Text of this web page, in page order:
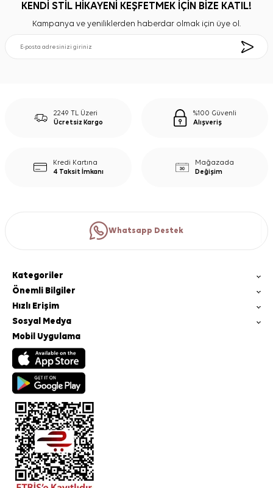
KENDİ STİL HİKAYENİ KEŞFETMEK İÇİN BİZE KATIL!
Kampanya ve yeniliklerden haberdar olmak için üye ol.
2249 TL Üzeri
Ücretsiz Kargo
%100 Güvenli
Alışveriş
Kredi Kartına
4 Taksit İmkanı
Mağazada
Değişim
Whatsapp Destek
Kategoriler
Önemli Bilgiler
Hızlı Erişim
Sosyal Medya
Mobil Uygulama